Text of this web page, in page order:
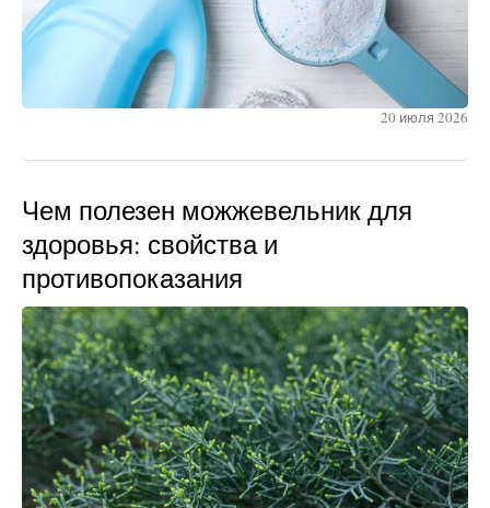
20 июля 2026
Чем полезен можжевельник для
здоровья: свойства и
противопоказания